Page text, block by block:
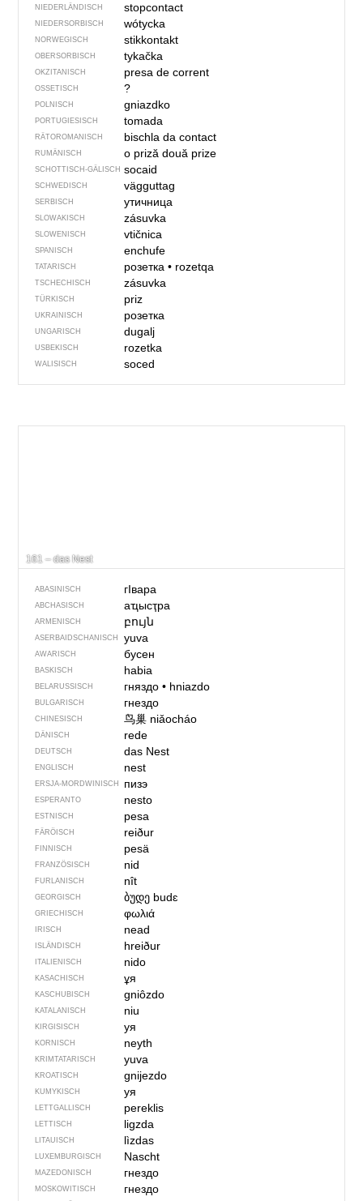
NIEDERLÄNDISCH stopcontact
NIEDERSORBISCH wótycka
NORWEGISCH stikkontakt
OBERSORBISCH tykačka
OKZITANISCH presa de corrent
OSSETISCH ?
POLNISCH gniazdko
PORTUGIESISCH tomada
RÄTOROMANISCH bischla da contact
RUMÄNISCH o prizădouă prize
SCHOTTISCH-GÄLISCH socaid
SCHWEDISCH vägguttag
SERBISCH утичница
SLOWAKISCH zásuvka
SLOWENISCH vtičnica
SPANISCH enchufe
TATARISCH розетка• rozetqa
TSCHECHISCH zásuvka
TÜRKISCH priz
UKRAINISCH розетка
UNGARISCH dugalj
USBEKISCH rozetka
WALISISCH soced
161 – das Nest
ABASINISCH гIвара
ABCHASISCH аҵысҭра
ARMENISCH բույն
ASERBAIDSCHANISCH yuva
AWARISCH бусен
BASKISCH habia
BELARUSSISCH гняздо• hniazdo
BULGARISCH гнездо
CHINESISCH 鸟巢 niǎocháo
DÄNISCH rede
DEUTSCH das Nest
ENGLISCH nest
ERSJA-MORDWINISCH пизэ
ESPERANTO nesto
ESTNISCH pesa
FÄRÖISCH reiður
FINNISCH pesä
FRANZÖSISCH nid
FURLANISCH nît
GEORGISCH ბუდე budɛ
GRIECHISCH φωλιά
IRISCH nead
ISLÄNDISCH hreiður
ITALIENISCH nido
KASACHISCH ұя
KASCHUBISCH gniôzdo
KATALANISCH niu
KIRGISISCH уя
KORNISCH neyth
KRIMTATARISCH yuva
KROATISCH gnijezdo
KUMYKISCH уя
LETTGALLISCH pereklis
LETTISCH ligzda
LITAUISCH lìzdas
LUXEMBURGISCH Nascht
MAZEDONISCH гнездо
MOSKOWITISCH
гнездо